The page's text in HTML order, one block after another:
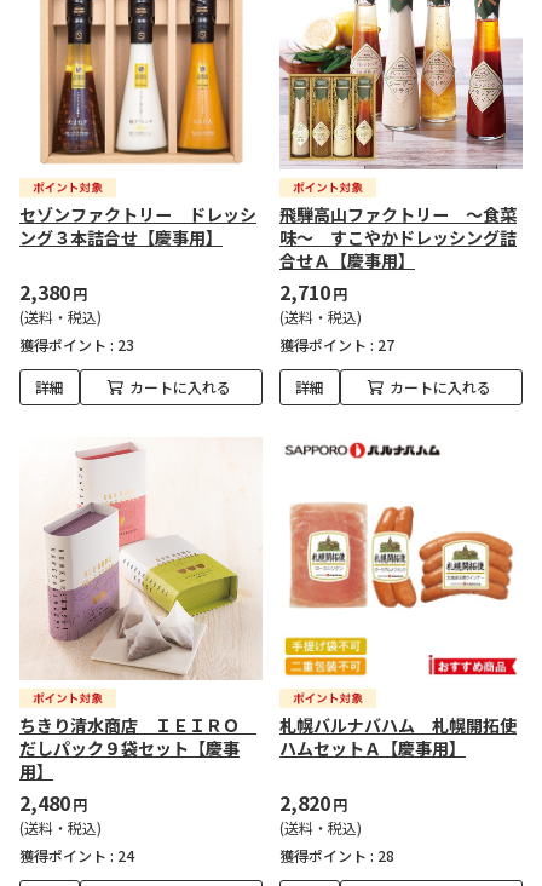
セゾンファクトリー ドレッシ
ング３本詰合せ【慶事用】
2,380円
(送料・税込)
獲得ポイント : 23
詳細 カートに入れる
飛騨高山ファクトリー ～食菜
味～ すこやかドレッシング詰
合せＡ【慶事用】
2,710円
(送料・税込)
獲得ポイント : 27
詳細 カートに入れる
ちきり清水商店 ＩＥＩＲＯ
だしパック９袋セット【慶事
用】
2,480円
(送料・税込)
獲得ポイント : 24
札幌バルナバハム 札幌開拓使
ハムセットＡ【慶事用】
2,820円
(送料・税込)
獲得ポイント : 28